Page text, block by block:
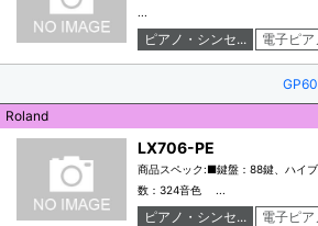
...
ピアノ・シンセ... 電子ピア
Roland
LX706-PE
商品スペック:■鍵盤：88鍵、ハイ
数：324音色 ...
ピアノ・シンセ... 電子ピア